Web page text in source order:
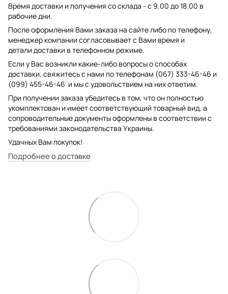
Время доставки и получения со склада - с 9.00 до 18.00 в
рабочие дни.
После оформления Вами заказа на сайте либо по телефону,
менеджер компании согласовывает с Вами время и
детали доставки в телефонном режиме.
Если у Вас возникли какие-либо вопросы о способах
доставки, свяжитесь с нами по телефонам (067) 333-46-46 и
(099) 455-46-46 и мы с удовольствием на них ответим.
При получении заказа убедитесь в том, что он полностью
укомплектован и имеет соответствующий товарный вид, а
сопроводительные документы оформлены в соответствии с
требованиями законодательства Украины.
Удачных Вам покупок!
Подробнее о доставке